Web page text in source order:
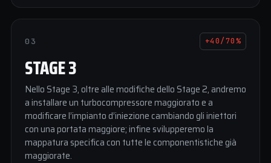
03 +40/70%
STAGE 3
Nello Stage 3, oltre alle modifiche dello Stage 2, andremo
a installare un turbocompressore maggiorato e a
modificare l’impianto d’iniezione cambiando gli iniettori
con una portata maggiore; infine svilupperemo la
mappatura specifica con tutte le componentistiche già
maggiorate.